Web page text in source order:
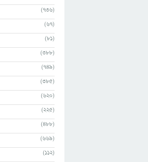
(736)
(67)
(81)
(388)
(749)
(385)
(620)
(225)
(488)
(669)
(112)